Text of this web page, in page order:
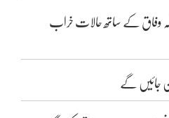
کہ وفاق کے ساتھ حالات خراب
جائیں گے